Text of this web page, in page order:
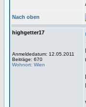
Nach oben
highgetter17
Anmeldedatum: 12.05.2011
Beiträge: 670
Wohnort: Wien